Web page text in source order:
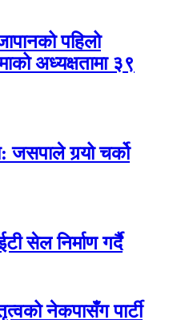
पहिलो
अध्यक्षतामा ३९
गर्‍यो चर्को
सेल निर्माण गर्दै
नेकपासँग पार्टी